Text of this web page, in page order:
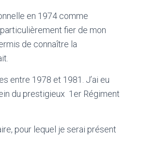
en 1974 comme
fier de mon
de connaître la
entre 1978 et 1981. J’ai eu
du prestigieux 1er Régiment
pour lequel je serai présent